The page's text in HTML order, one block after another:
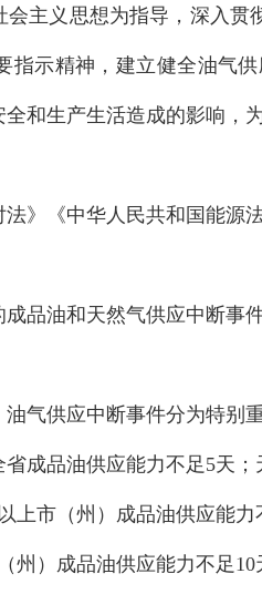
主义思想为指导，深入
指示精神，建立健全油气
和生产生活造成的影响，
法》《中华人民共和国能
品油和天然气供应中断事
气供应中断事件分为特别
成品油供应能力不足5天；
上市（州）成品油供应能
州）成品油供应能力不足